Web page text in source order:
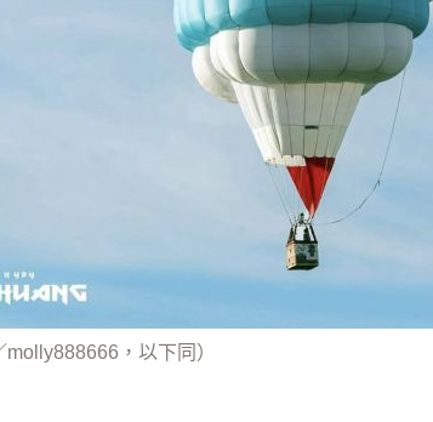
molly888666，以下同）